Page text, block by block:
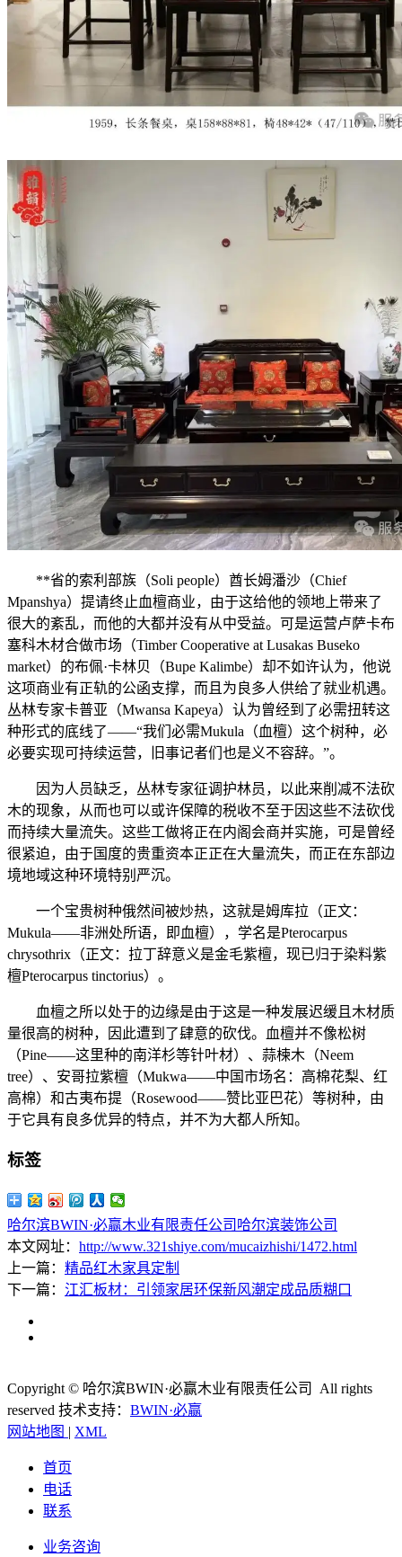
**省的索利部族（Soli people）酋长姆潘沙（Chief
Mpanshya）提请终止血檀商业，由于这给他的领地上带来了
很大的紊乱，而他的大都并没有从中受益。可是运营卢萨卡布
塞科木材合做市场（Timber Cooperative at Lusakas Buseko
market）的布佩·卡林贝（Bupe Kalimbe）却不如许认为，他说
这项商业有正轨的公函支撑，而且为良多人供给了就业机遇。
丛林专家卡普亚（Mwansa Kapeya）认为曾经到了必需扭转这
种形式的底线了——“我们必需Mukula（血檀）这个树种，必
必要实现可持续运营，旧事记者们也是义不容辞。”。
因为人员缺乏，丛林专家征调护林员，以此来削减不法砍
木的现象，从而也可以或许保障的税收不至于因这些不法砍伐
而持续大量流失。这些工做将正在内阁会商并实施，可是曾经
很紧迫，由于国度的贵重资本正正在大量流失，而正在东部边
境地域这种环境特别严沉。
一个宝贵树种俄然间被炒热，这就是姆库拉（正文：
Mukula——非洲处所语，即血檀），学名是Pterocarpus
chrysothrix（正文：拉丁辞意义是金毛紫檀，现已归于染料紫
檀Pterocarpus tinctorius）。
血檀之所以处于的边缘是由于这是一种发展迟缓且木材质
量很高的树种，因此遭到了肆意的砍伐。血檀并不像松树
（Pine——这里种的南洋杉等针叶材）、蒜楝木（Neem
tree）、安哥拉紫檀（Mukwa——中国市场名：高棉花梨、红
高棉）和古夷布提（Rosewood——赞比亚巴花）等树种，由
于它具有良多优异的特点，并不为大都人所知。
标签
哈尔滨BWIN·必赢木业有限责任公司 哈尔滨装饰公司
本文网址： http://www.321shiye.com/mucaizhishi/1472.html
上一篇： 精品红木家具定制
下一篇： 江汇板材：引领家居环保新风潮定成品质糊口
Copyright © 哈尔滨BWIN·必赢木业有限责任公司 All rights
reserved 技术支持： BWIN·必赢
网站地图 | XML
首页
电话
联系
业务咨询